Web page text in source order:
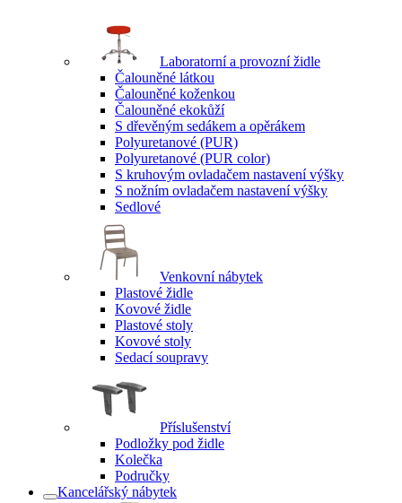
Laboratorní a provozní židle
Čalouněné látkou
Čalouněné koženkou
Čalouněné ekokůží
S dřevěným sedákem a opěrákem
Polyuretanové (PUR)
Polyuretanové (PUR color)
S kruhovým ovladačem nastavení výšky
S nožním ovladačem nastavení výšky
Sedlové
Venkovní nábytek
Plastové židle
Kovové židle
Plastové stoly
Kovové stoly
Sedací soupravy
Příslušenství
Podložky pod židle
Kolečka
Područky
Kancelářský nábytek